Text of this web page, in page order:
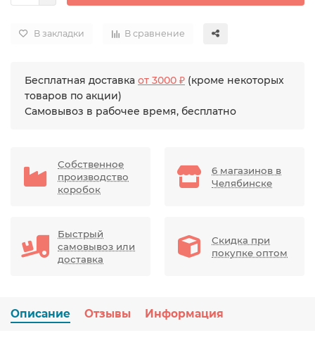
В закладки В сравнение
Бесплатная доставка от 3000 ₽ (кроме некоторых
товаров по акции)
Самовывоз в рабочее время, бесплатно
Собственное
производство
коробок
6 магазинов в
Челябинске
Быстрый
самовывоз или
доставка
Скидка при
покупке оптом
Описание Отзывы Информация